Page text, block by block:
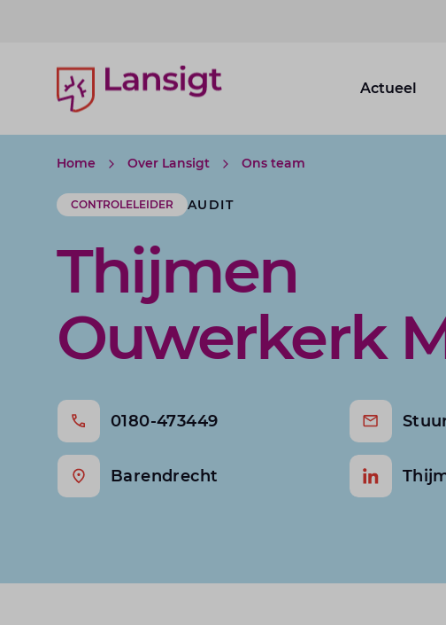
Lansigt Accountants logo
Actueel
Home Over Lansigt Ons team
CONTROLELEIDER AUDIT
Thijmen
Ouwerkerk
0180-473449
Barendrecht